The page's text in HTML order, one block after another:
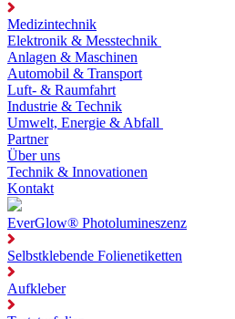
Medizintechnik
Elektronik & Messtechnik
Anlagen & Maschinen
Automobil & Transport
Luft- & Raumfahrt
Industrie & Technik
Umwelt, Energie & Abfall
Partner
Über uns
Technik & Innovationen
Kontakt
EverGlow® Photolumineszenz
Selbstklebende Folienetiketten
Aufkleber